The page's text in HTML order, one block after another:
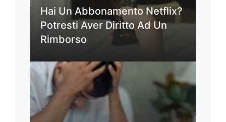
Hai Un Abbonamento Netflix?
Potresti Aver Diritto Ad Un
Rimborso